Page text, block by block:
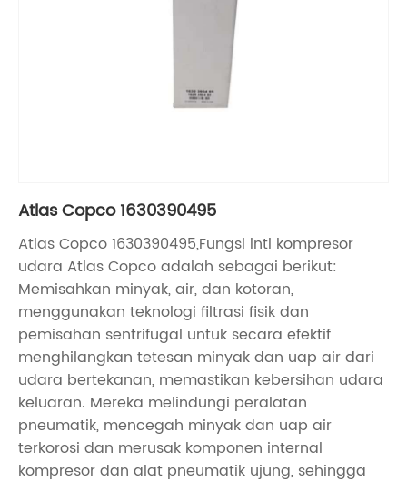
Atlas Copco 1630390495
Atlas Copco 1630390495,Fungsi inti kompresor
udara Atlas Copco adalah sebagai berikut:
Memisahkan minyak, air, dan kotoran,
menggunakan teknologi filtrasi fisik dan
pemisahan sentrifugal untuk secara efektif
menghilangkan tetesan minyak dan uap air dari
udara bertekanan, memastikan kebersihan udara
keluaran. Mereka melindungi peralatan
pneumatik, mencegah minyak dan uap air
terkorosi dan merusak komponen internal
kompresor dan alat pneumatik ujung, sehingga